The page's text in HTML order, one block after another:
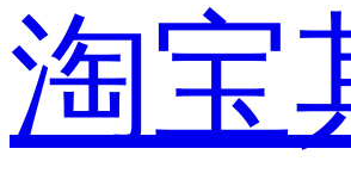
淘宝